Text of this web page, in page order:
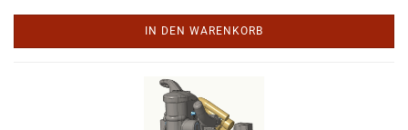
IN DEN WARENKORB